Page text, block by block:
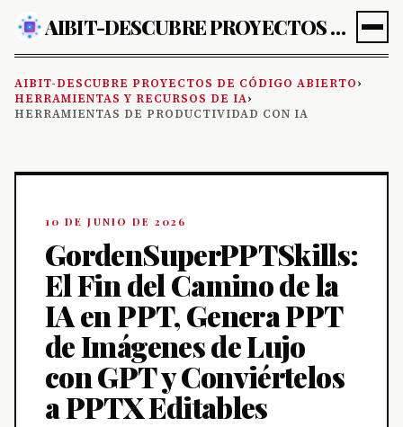
AIBIT-DESCUBRE PROYECTOS DE CÓDIGO ABIERTO
AIBIT-DESCUBRE PROYECTOS DE CÓDIGO ABIERTO›
HERRAMIENTAS Y RECURSOS DE IA›
HERRAMIENTAS DE PRODUCTIVIDAD CON IA
10 DE JUNIO DE 2026
GordenSuperPPTSkills:
El Fin del Camino de la
IA en PPT, Genera PPT
de Imágenes de Lujo
con GPT y Conviértelos
a PPTX Editables